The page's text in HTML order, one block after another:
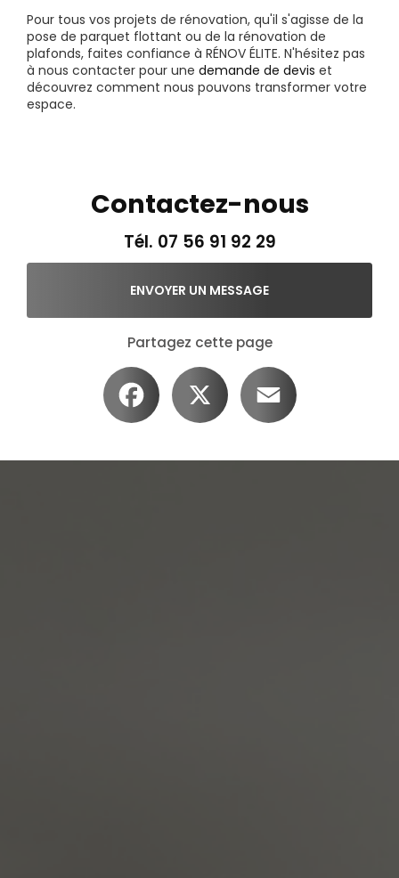
Pour tous vos projets de rénovation, qu'il s'agisse de la
pose de parquet flottant ou de la rénovation de
plafonds, faites confiance à RÉNOV ÉLITE. N'hésitez pas
à nous contacter pour une demande de devis et
découvrez comment nous pouvons transformer votre
espace.
Contactez-nous
Tél. 07 56 91 92 29
ENVOYER UN MESSAGE
Partagez cette page
Facebook